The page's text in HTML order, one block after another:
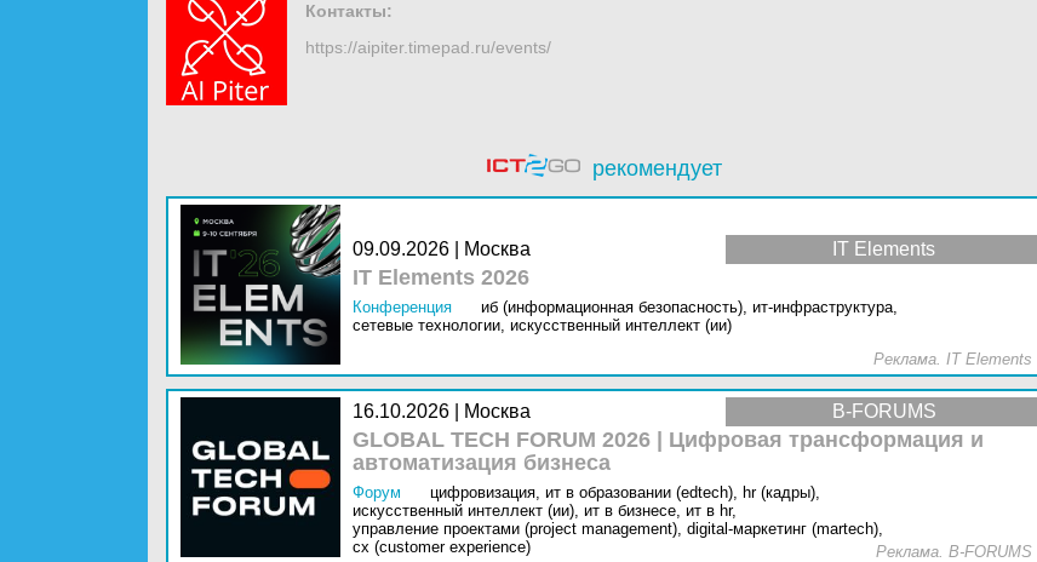
Контакты:
https://aipiter.timepad.ru/events/
рекомендует
IT Elements
09.09.2026 | Москва
IT Elements 2026
Конференция иб (информационная безопасность), ит-инфраструктура,
сетевые технологии, искусственный интеллект (ии)
Реклама. IT Elements
B-FORUMS
16.10.2026 | Москва
GLOBAL TECH FORUM 2026 | Цифровая трансформация и
автоматизация бизнеса
Форум цифровизация, ит в образовании (edtech), hr (кадры),
искусственный интеллект (ии), ит в бизнесе, ит в hr,
управление проектами (project management), digital-маркетинг (martech),
cx (customer experience)
Реклама. B-FORUMS